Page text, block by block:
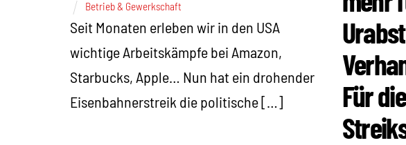
Betrieb & Gewerkschaft
Seit Monaten erleben wir in den USA
wichtige Arbeitskämpfe bei Amazon,
Starbucks, Apple… Nun hat ein drohender
Eisenbahnerstreik die politische […]
Für